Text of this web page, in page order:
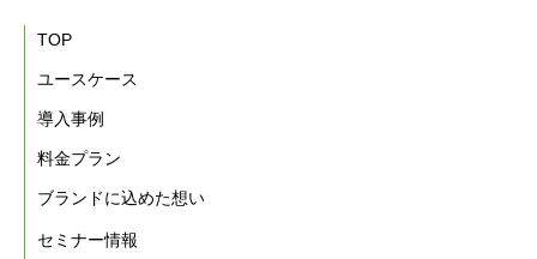
TOP
ユースケース
導入事例
料金プラン
ブランドに込めた想い
セミナー情報